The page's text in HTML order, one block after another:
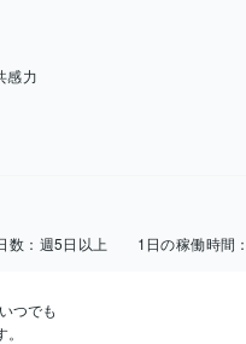
感力
数： 週5日以上 1日の稼働時間：
つでも